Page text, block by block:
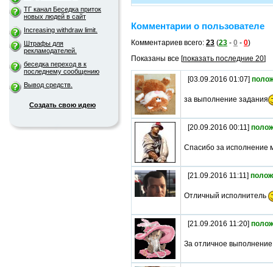
ТГ канал Беседка приток
новых людей в сайт
Increasing withdraw limit.
Штрафы для
рекламодателей.
беседка переход в к
последнему сообщению
Вывод средств.
Создать свою идею
Комментарии о пользователе
Комментариев всего: 23 (23 - 0 - 0)
Показаны все [показать последние 20]
[03.09.2016 01:07]
за выполнение задания
[20.09.2016 00:11]
Спасибо за исполнение
[21.09.2016 11:11]
Отличный исполнитель
[21.09.2016 11:20]
За отличное